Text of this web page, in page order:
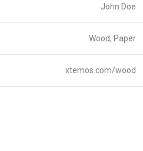
John Doe
Wood, Paper
xtemos.com/wood